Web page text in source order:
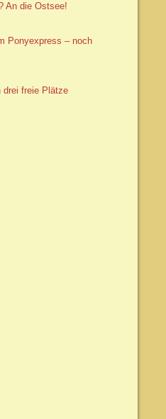
An die Ostsee!
Ponyexpress – noch
drei freie Plätze